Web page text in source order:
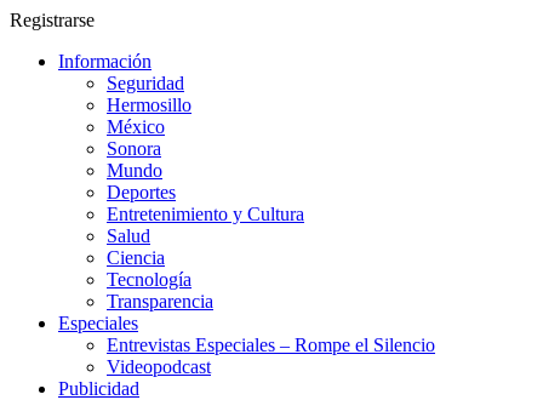
Registrarse
Información
Seguridad
Hermosillo
México
Sonora
Mundo
Deportes
Entretenimiento y Cultura
Salud
Ciencia
Tecnología
Transparencia
Especiales
Entrevistas Especiales – Rompe el Silencio
Videopodcast
Publicidad